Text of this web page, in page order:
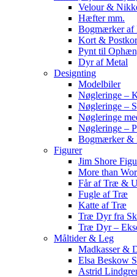
Velour &
Hæfter mm.
Bogmærker af
Kort &
Pynt til
Dyr af Metal
Designting
Modelbiler
Nøgleringe –
Nøgleringe –
Nøgleringe
Nøgleringe –
Bogmærker &
Figurer
Jim Shore
More than
Får af Træ &
Fugle af Træ
Katte af Træ
Træ Dyr fra
Træ Dyr –
Måltider & Leg
Madkasser &
Elsa Beskow
Astrid